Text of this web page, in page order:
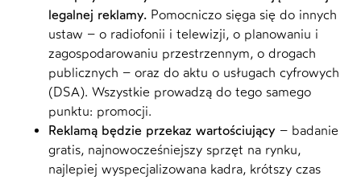
legalnej reklamy. Pomocniczo sięga się do innych
ustaw – o radiofonii i telewizji, o planowaniu i
zagospodarowaniu przestrzennym, o drogach
publicznych – oraz do aktu o usługach cyfrowych
(DSA). Wszystkie prowadzą do tego samego
punktu: promocji.
Reklamą będzie przekaz wartościujący – badanie
gratis, najnowocześniejszy sprzęt na rynku,
najlepiej wyspecjalizowana kadra, krótszy czas